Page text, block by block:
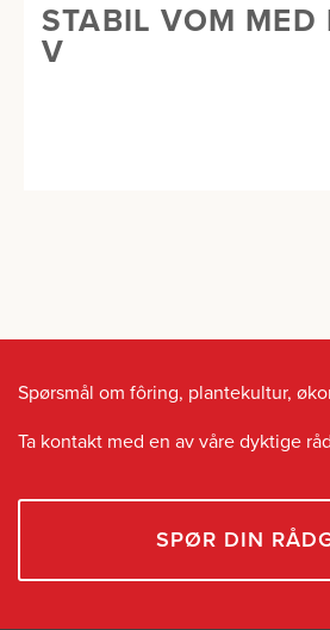
STABIL VOM MED
V
Spørsmål om fôring, plantekultur,
Ta kontakt med en av våre dyktige
SPØR DIN